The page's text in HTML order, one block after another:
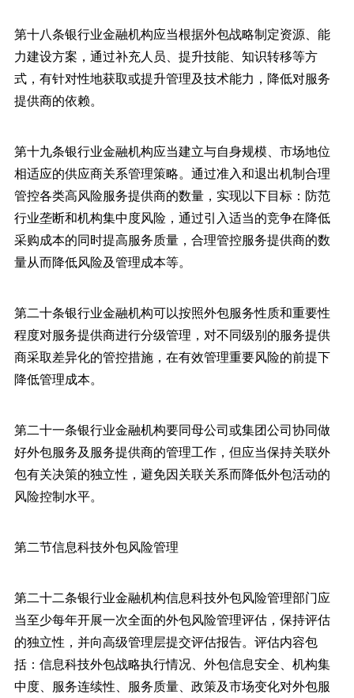
第十八条银行业金融机构应当根据外包战略制定资源、能
力建设方案，通过补充人员、提升技能、知识转移等方
式，有针对性地获取或提升管理及技术能力，降低对服务
提供商的依赖。
第十九条银行业金融机构应当建立与自身规模、市场地位
相适应的供应商关系管理策略。通过准入和退出机制合理
管控各类高风险服务提供商的数量，实现以下目标：防范
行业垄断和机构集中度风险，通过引入适当的竞争在降低
采购成本的同时提高服务质量，合理管控服务提供商的数
量从而降低风险及管理成本等。
第二十条银行业金融机构可以按照外包服务性质和重要性
程度对服务提供商进行分级管理，对不同级别的服务提供
商采取差异化的管控措施，在有效管理重要风险的前提下
降低管理成本。
第二十一条银行业金融机构要同母公司或集团公司协同做
好外包服务及服务提供商的管理工作，但应当保持关联外
包有关决策的独立性，避免因关联关系而降低外包活动的
风险控制水平。
第二节信息科技外包风险管理
第二十二条银行业金融机构信息科技外包风险管理部门应
当至少每年开展一次全面的外包风险管理评估，保持评估
的独立性，并向高级管理层提交评估报告。评估内容包
括：信息科技外包战略执行情况、外包信息安全、机构集
中度、服务连续性、服务质量、政策及市场变化对外包服